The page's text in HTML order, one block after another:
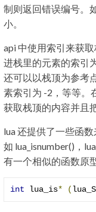
制则返回错误编号。
小。
api 中使用索引来获
进栈里的元素的索引
还可以以栈顶为参考
素索引为 -2，等等。
获取栈顶的内容并且
lua 还提供了一些函
如 lua_isnumber()，
有一个相似的函数原
int lua_is* (